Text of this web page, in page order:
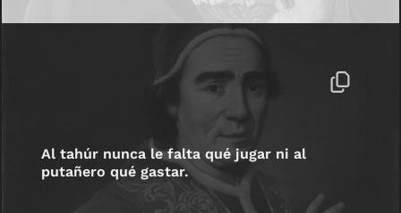
Al tahúr nunca le falta qué jugar ni al
putañero qué gastar.